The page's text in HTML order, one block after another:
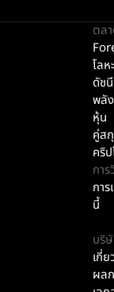
ตล
โลหะ
ดัชนี
พลั
หุ้น
คู่ส
คริ
การ
กา
นี้
บริ
เกี่
ผล